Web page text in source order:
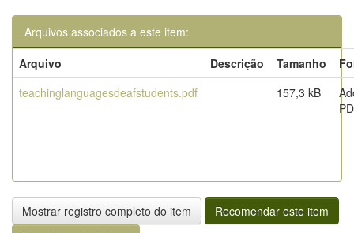
Arquivos associados a este item:
Arquivo
Descrição Tamanho
teachinglanguagesdeafstudents.pdf
157,3 kB
Mostrar registro completo do item
Recomendar este item